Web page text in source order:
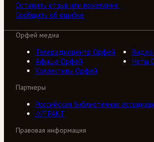
Оставить отзыв или пожелание
Сообщить об ошибке
Орфей медиа
Телерадиоцентр Орфей
Афиша Орфей
Ноты
Коллективы Орфей
Партнеры
Российская библиотечная
///ТРАКТ
Правовая информация